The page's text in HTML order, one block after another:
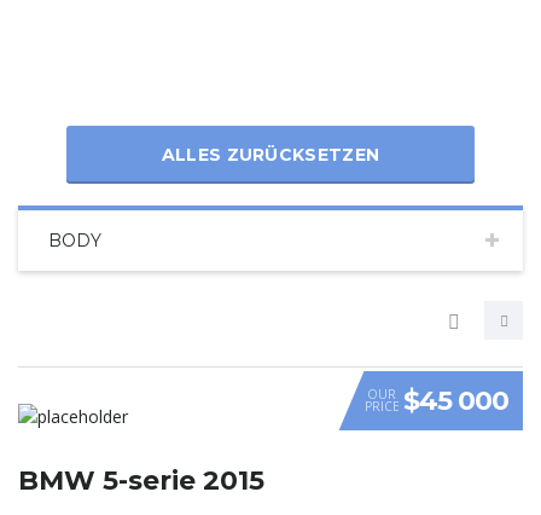
ALLES ZURÜCKSETZEN
BODY
VIDEO
OUR
PRICE $45 000
BMW 5-serie 2015